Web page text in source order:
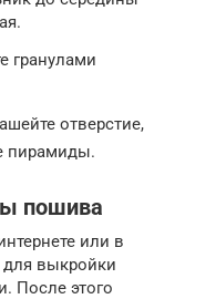
гранулами
отверстие,
пирамиды.
пошива
или в
для выкройки
После этого